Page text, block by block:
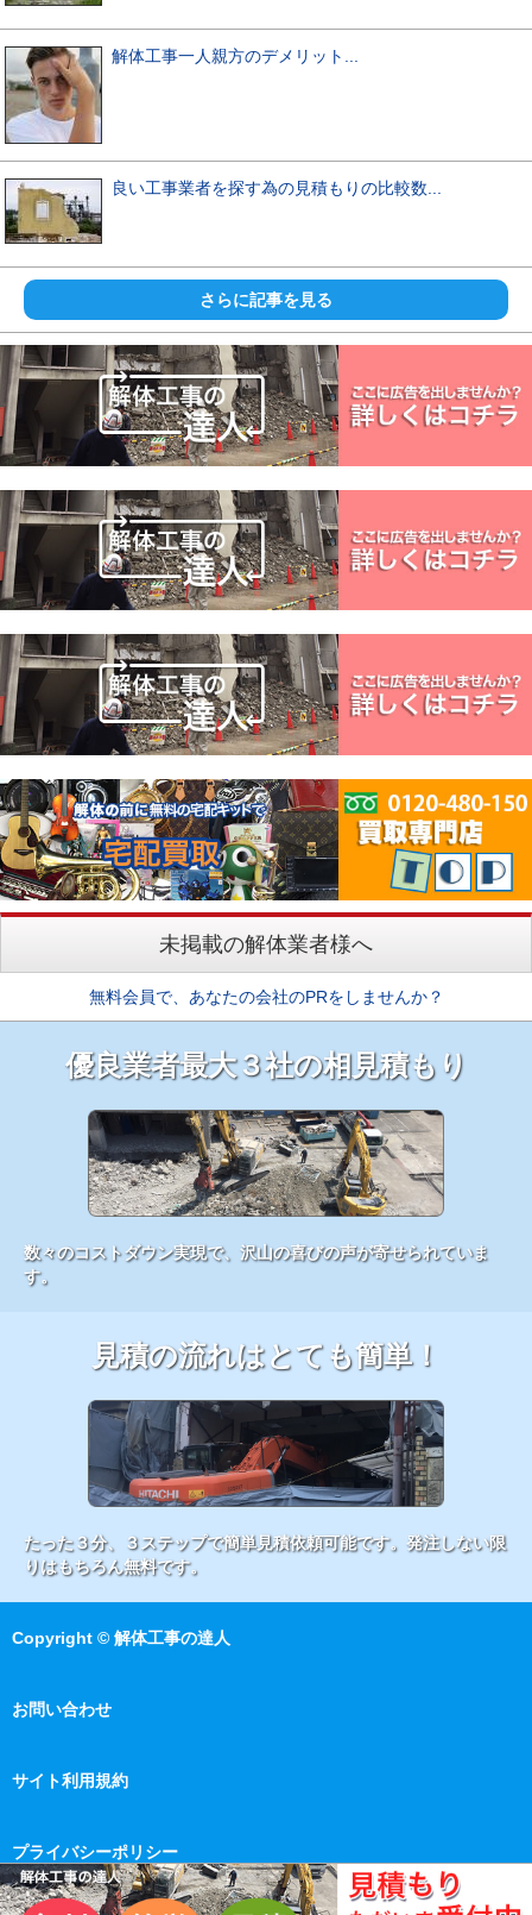
解体工事一人親方のデメリット...
良い工事業者を探す為の見積もりの比較数...
さらに記事を見る
未掲載の解体業者様へ
無料会員で、あなたの会社のPRをしませんか？
優良業者最大３社の相見積もり
数々のコストダウン実現で、沢山の喜びの声が寄せられていま
す。
見積の流れはとても簡単！
たった３分、３ステップで簡単見積依頼可能です。発注しない限
りはもちろん無料です。
Copyright © 解体工事の達人
お問い合わせ
サイト利用規約
プライバシーポリシー